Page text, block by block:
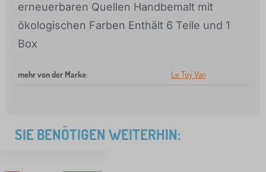
erneuerbaren Quellen Handbemalt mit
ökologischen Farben Enthält 6 Teile und 1
Box
mehr von der Marke: Le Toy Van
SIE BENÖTIGEN WEITERHIN: